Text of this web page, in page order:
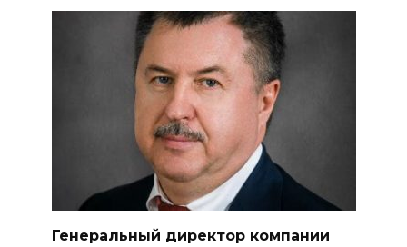
Генеральный директор компании